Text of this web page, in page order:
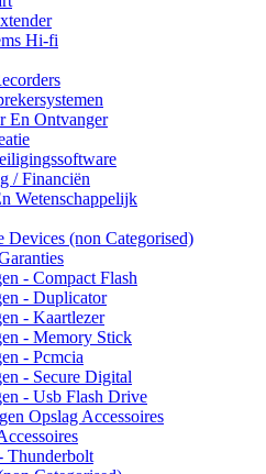
Hi-fi
En Ontvanger
/ Financiën
Wetenschappelijk
Devices (non Categorised)
- Compact Flash
- Duplicator
- Kaartlezer
- Memory Stick
- Pcmcia
- Secure Digital
- Usb Flash Drive
Opslag Accessoires
Thunderbolt